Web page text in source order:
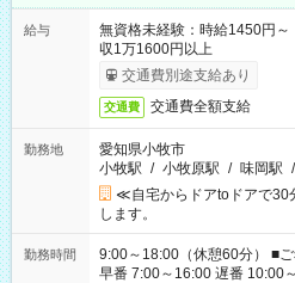
給与
無資格未経験：時給1450
収1万1600円以上
交通費別途支給あり
交通費 交通費全額支給
勤務地
愛知県小牧市
小牧駅 / 小牧原駅 / 味岡駅 /
≪自宅からドアtoドアで30
します。
勤務時間
9:00～18:00（休憩60分） ■ご希望があれば下記シフトもOK！
早番 7:00～16:00 遅番 10:00～19:00 「家族と休